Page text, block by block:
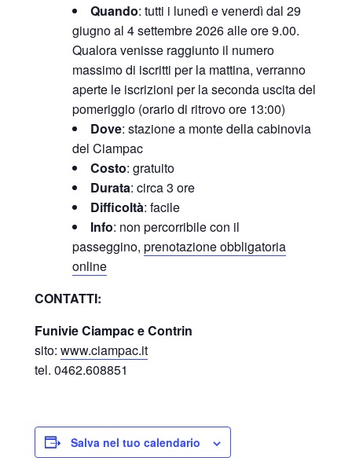
Quando: tutti i lunedì e venerdì dal 29
giugno al 4 settembre 2026 alle ore 9.00.
Qualora venisse raggiunto il numero
massimo di iscritti per la mattina, verranno
aperte le iscrizioni per la seconda uscita del
pomeriggio (orario di ritrovo ore 13:00)
Dove: stazione a monte della cabinovia
del Ciampac
Costo: gratuito
Durata: circa 3 ore
Difficoltà: facile
Info: non percorribile con il
passeggino, prenotazione obbligatoria
online
CONTATTI:
Funivie Ciampac e Contrin
sito: www.ciampac.it
tel. 0462.608851
Salva nel tuo calendario